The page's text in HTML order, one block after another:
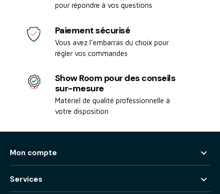
pour répondre à vos questions
Paiement sécurisé
Vous avez l’embarras du choix pour
régler vos commandes
Show Room pour des conseils
sur-mesure
Matériel de qualité professionnelle à
votre disposition
Mon compte 
Services 